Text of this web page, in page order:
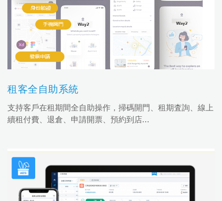
租客全自助系統
支持客戶在租期間全自助操作，掃碼開門、租期査詢、線上
續租付費、退倉、申請開票、預約到店…